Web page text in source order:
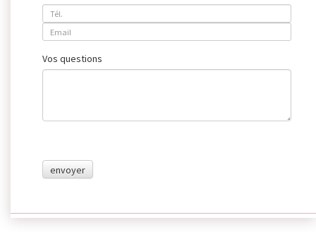
Vos questions
envoyer